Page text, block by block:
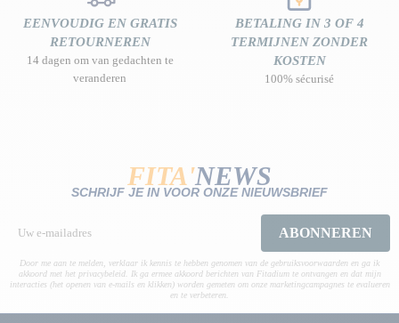
EENVOUDIG EN GRATIS
RETOURNEREN
14 dagen om van gedachten te
veranderen
BETALING IN 3 OF 4
TERMIJNEN ZONDER
KOSTEN
100% sécurisé
FITA'NEWS
SCHRIJF JE IN VOOR ONZE NIEUWSBRIEF
ABONNEREN
Door me aan te melden, verklaar ik kennis te hebben genomen van de gebruiksvoorwaarden en ga ik
akkoord met het privacybeleid. Ik ga ermee akkoord berichten van Fitadium te ontvangen en dat mijn
interacties (het openen van e-mails en klikken) worden gemeten om onze marketingcampagnes te evalueren
en te verbeteren.